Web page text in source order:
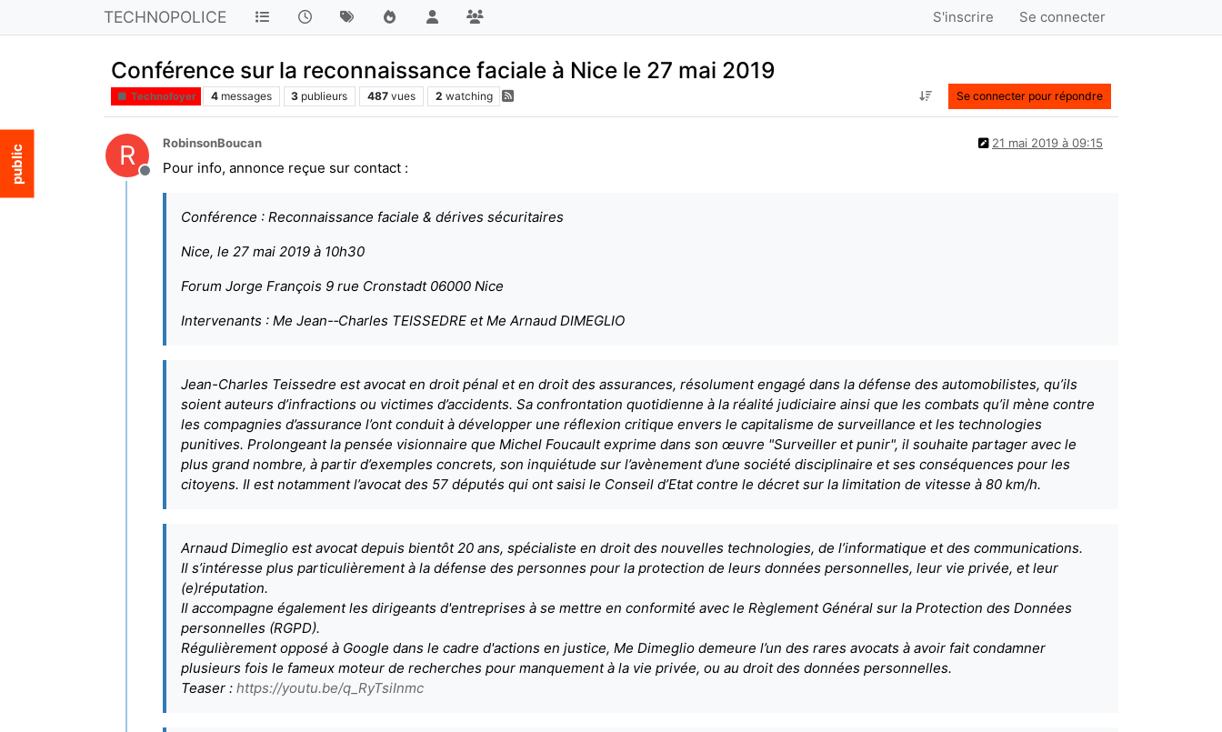
TECHNOPOLICE S'inscrire Se connecter
Conférence sur la reconnaissance faciale à Nice le 27 mai 2019
Technofoyer 4 messages 3 publieurs 487 vues 2 watching Se connecter pour répondre
R
Hors-ligne
RobinsonBoucan 21 mai 2019 à 09:15
Pour info, annonce reçue sur contact :
Conférence : Reconnaissance faciale & dérives sécuritaires
Nice, le 27 mai 2019 à 10h30
Forum Jorge François 9 rue Cronstadt 06000 Nice
Intervenants : Me Jean-­‐Charles TEISSEDRE et Me Arnaud DIMEGLIO
Jean-Charles Teissedre est avocat en droit pénal et en droit des assurances, résolument engagé dans la défense des automobilistes, qu’ils
soient auteurs d’infractions ou victimes d’accidents. Sa confrontation quotidienne à la réalité judiciaire ainsi que les combats qu’il mène contre
les compagnies d’assurance l’ont conduit à développer une réflexion critique envers le capitalisme de surveillance et les technologies
punitives. Prolongeant la pensée visionnaire que Michel Foucault exprime dans son œuvre "Surveiller et punir", il souhaite partager avec le
plus grand nombre, à partir d’exemples concrets, son inquiétude sur l’avènement d’une société disciplinaire et ses conséquences pour les
citoyens. Il est notamment l’avocat des 57 députés qui ont saisi le Conseil d’Etat contre le décret sur la limitation de vitesse à 80 km/h.
Arnaud Dimeglio est avocat depuis bientôt 20 ans, spécialiste en droit des nouvelles technologies, de l’informatique et des communications.
Il s’intéresse plus particulièrement à la défense des personnes pour la protection de leurs données personnelles, leur vie privée, et leur
(e)réputation.
Il accompagne également les dirigeants d'entreprises à se mettre en conformité avec le Règlement Général sur la Protection des Données
personnelles (RGPD).
Régulièrement opposé à Google dans le cadre d'actions en justice, Me Dimeglio demeure l’un des rares avocats à avoir fait condamner
plusieurs fois le fameux moteur de recherches pour manquement à la vie privée, ou au droit des données personnelles.
Teaser : https://youtu.be/q_RyTsiInmc